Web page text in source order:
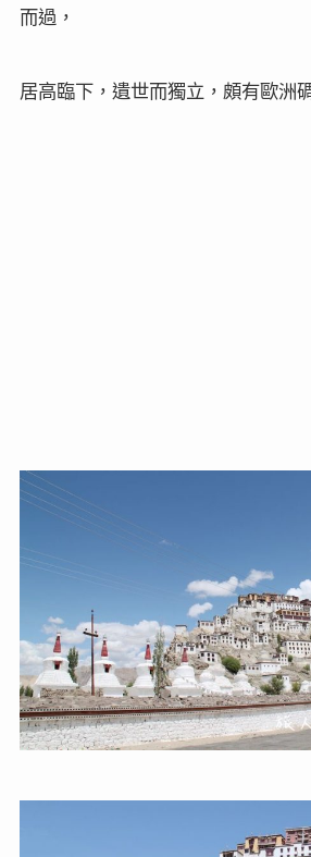
而過，
居高臨下，遺世而獨立，頗有歐洲